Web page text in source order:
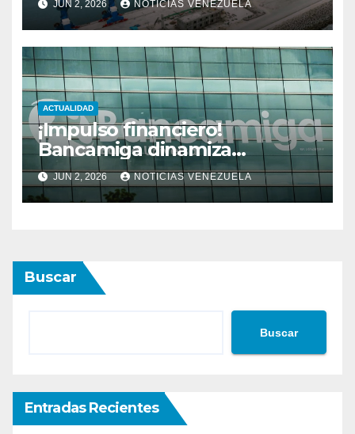
global
JUN 2, 2026 NOTICIAS VENEZUELA
ACTUALIDAD
¡Impulso financiero!
Bancamiga dinamiza
economía nacional con sólido
repunte en soluciones de
consumo y divisas
JUN 2, 2026 NOTICIAS VENEZUELA
Buscar
Buscar
Entradas Recientes